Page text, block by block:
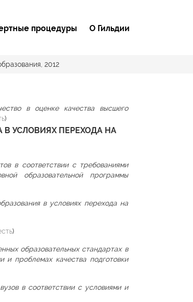
процедуры О Гильдии
2012
в оценке качества высшего
)
В УСЛОВИЯХ ПЕРЕХОДА НА
в соответствии с требованиями
образовательной программы
в условиях перехода на
)
образовательных стандартах в
и проблемах качества подготовки
в соответствии с условиями и